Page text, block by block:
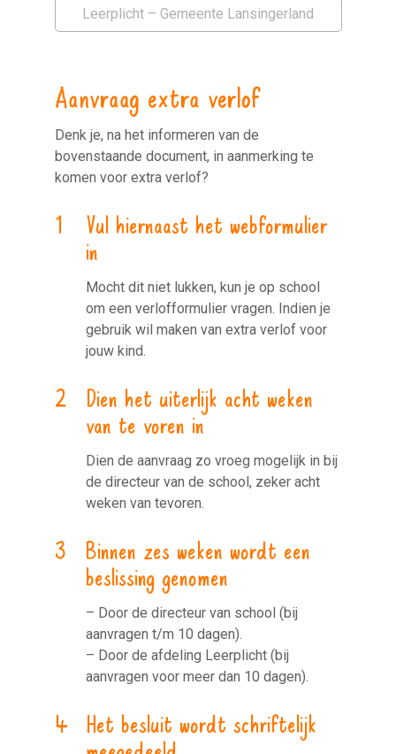
Leerplicht – Gemeente Lansingerland
Aanvraag extra verlof
Denk je, na het informeren van de
bovenstaande document, in aanmerking te
komen voor extra verlof?
Vul hiernaast het webformulier
in
Mocht dit niet lukken, kun je op school
om een verlofformulier vragen. Indien je
gebruik wil maken van extra verlof voor
jouw kind.
Dien het uiterlijk acht weken
van te voren in
Dien de aanvraag zo vroeg mogelijk in bij
de directeur van de school, zeker acht
weken van tevoren.
Binnen zes weken wordt een
beslissing genomen
– Door de directeur van school (bij
aanvragen t/m 10 dagen).
– Door de afdeling Leerplicht (bij
aanvragen voor meer dan 10 dagen).
Het besluit wordt schriftelijk
meegedeeld